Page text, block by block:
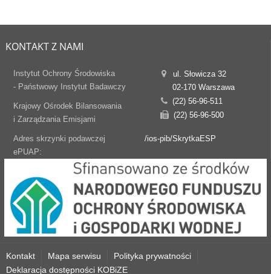
KONTAKT Z NAMI
Instytut Ochrony Środowiska
- Państwowy Instytut Badawczy
Krajowy Ośrodek Bilansowania
i Zarządzania Emisjami
ul. Słowicza 32
02-170 Warszawa
(22) 56-96-511
(22) 56-96-500
Adres skrzynki podawczej
ePUAP:
/ios-pib/SkrytkaESP
Kontakt Mapa serwisu
Polityka prywatności
Deklaracja dostępności KOBiZE